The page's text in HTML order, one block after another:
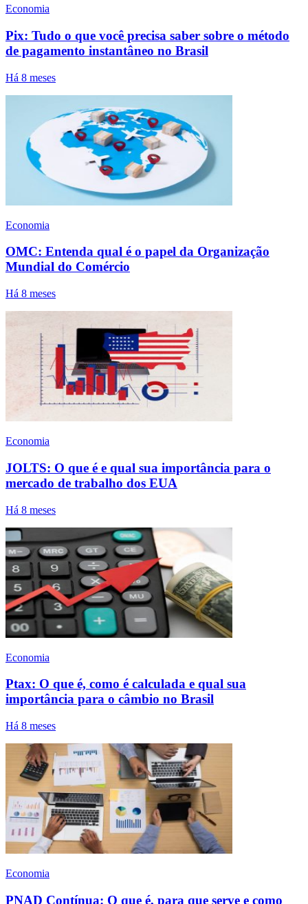
Economia
Pix: Tudo o que você precisa saber sobre o método
de pagamento instantâneo no Brasil
Há 8 meses
Economia
OMC: Entenda qual é o papel da Organização
Mundial do Comércio
Há 8 meses
Economia
JOLTS: O que é e qual sua importância para o
mercado de trabalho dos EUA
Há 8 meses
Economia
Ptax: O que é, como é calculada e qual sua
importância para o câmbio no Brasil
Há 8 meses
Economia
PNAD Contínua: O que é, para que serve e como